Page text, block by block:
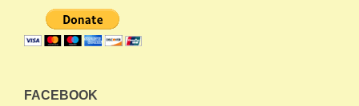
FACEBOOK